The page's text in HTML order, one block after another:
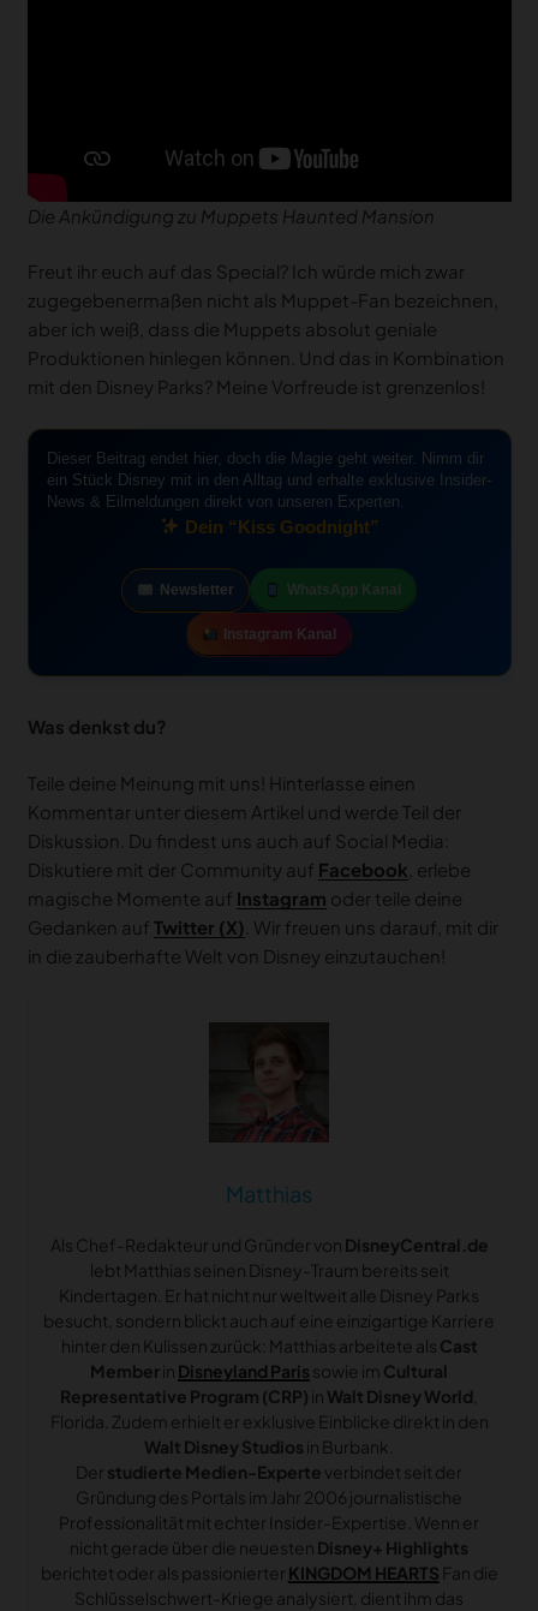
Die Ankündigung zu Muppets Haunted Mansion
Freut ihr euch auf das Special? Ich würde mich zwar
zugegebenermaßen nicht als Muppet-Fan bezeichnen,
aber ich weiß, dass die Muppets absolut geniale
Produktionen hinlegen können. Und das in Kombination
mit den Disney Parks? Meine Vorfreude ist grenzenlos!
Dieser Beitrag endet hier, doch die Magie geht weiter. Nimm dir
ein Stück Disney mit in den Alltag und erhalte exklusive Insider-
News & Eilmeldungen direkt von unseren Experten.
Dein “Kiss Goodnight”
Newsletter WhatsApp Kanal
Instagram Kanal
Was denkst du?
Teile deine Meinung mit uns! Hinterlasse einen
Kommentar unter diesem Artikel und werde Teil der
Diskussion. Du findest uns auch auf Social Media:
Diskutiere mit der Community auf Facebook , erlebe
magische Momente auf Instagram oder teile deine
Gedanken auf Twitter (X) . Wir freuen uns darauf, mit dir
in die zauberhafte Welt von Disney einzutauchen!
Matthias
Als Chef-Redakteur und Gründer von DisneyCentral.de
lebt Matthias seinen Disney-Traum bereits seit
Kindertagen. Er hat nicht nur weltweit alle Disney Parks
besucht, sondern blickt auch auf eine einzigartige Karriere
hinter den Kulissen zurück: Matthias arbeitete als Cast
Memberin Disneyland Paris sowie im Cultural
Representative Program (CRP) in Walt Disney World
Florida. Zudem erhielt er exklusive Einblicke direkt in den
Walt Disney Studios in Burbank.
Der studierte Medien-Experte verbindet seit der
Gründung des Portals im Jahr 2006 journalistische
Professionalität mit echter Insider-Expertise. Wenn er
nicht gerade über die neuesten Disney+ Highlights
berichtet oder als passionierter KINGDOM HEARTS Fan die
Schlüsselschwert-Kriege analysiert, dient ihm das